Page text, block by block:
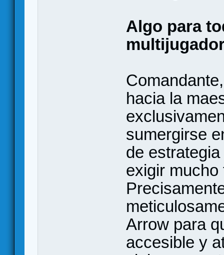
Algo para
hacia la
sumergirse
de
exigir
Arrow para
accesible y